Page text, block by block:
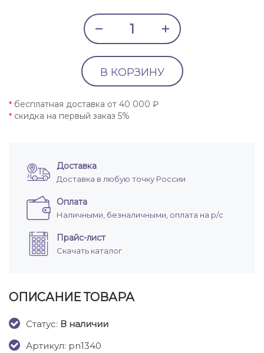
В КОРЗИНУ
* бесплатная доставка от 40 000 ₽
* скидка на первый заказ 5%
Доставка
Доставка в любую точку России
Оплата
Наличными, безналичными, оплата на р/с
Прайс-лист
Скачать каталог
ОПИСАНИЕ ТОВАРА
Cтатус: В наличии
Артикул: pn1340